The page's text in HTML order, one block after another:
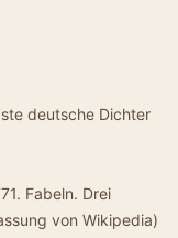
deutsche Dichter
Fabeln. Drei
von Wikipedia)